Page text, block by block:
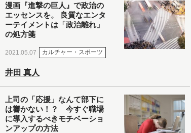
漫画『進撃の巨人』で政治の
エッセンスを。 良質なエンタ
ーテイメントは「政治離れ」
の処方箋
2021.05.07 カルチャー・スポーツ
井田 真人
上司の「応援」なんて部下に
は響かない！？ 今すぐ職場
に導入するべきモチベーショ
ンアップの方法